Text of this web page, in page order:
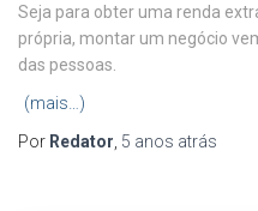
Seja para obter uma renda
própria, montar um negócio
das pessoas.
(mais…)
Por Redator 5 anos atrás